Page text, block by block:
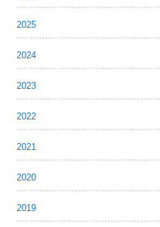
2025
2024
2023
2022
2021
2020
2019